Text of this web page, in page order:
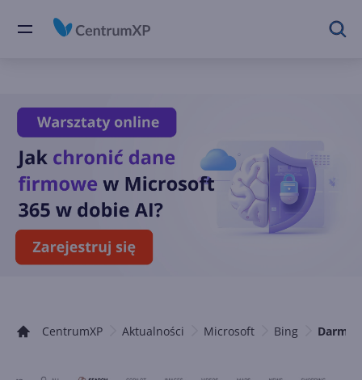
CentrumXP Aktualności Microsoft Bing